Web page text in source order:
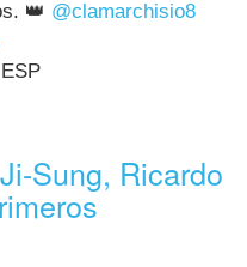
👑 @clamarchisio8
Sung, Ricardo